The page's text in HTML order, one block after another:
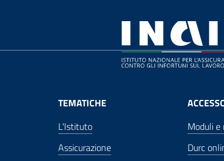
TEMATICHE
L'Istituto
Assicurazione
Moduli
Durc